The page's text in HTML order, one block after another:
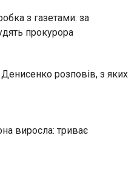
з газетами: за
прокурора
розповів, з яких
виросла: триває